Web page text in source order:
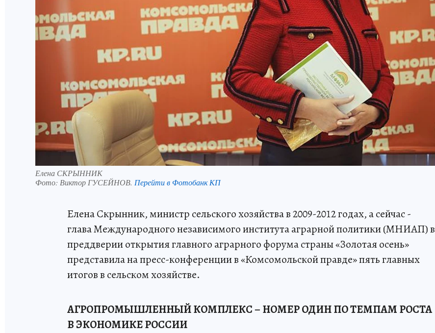
Елена СКРЫННИК
Фото: Виктор ГУСЕЙНОВ. Перейти в Фотобанк КП
Елена Скрынник, министр сельского хозяйства в 2009-2012 годах, а сейчас -
глава Международного независимого института аграрной политики (МНИАП) в
преддверии открытия главного аграрного форума страны «Золотая осень»
представила на пресс-конференции в «Комсомольской правде» пять главных
итогов в сельском хозяйстве.
АГРОПРОМЫШЛЕННЫЙ КОМПЛЕКС – НОМЕР ОДИН ПО ТЕМПАМ РОСТА
В ЭКОНОМИКЕ РОССИИ